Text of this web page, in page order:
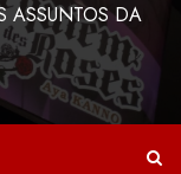
ASSUNTOS DA